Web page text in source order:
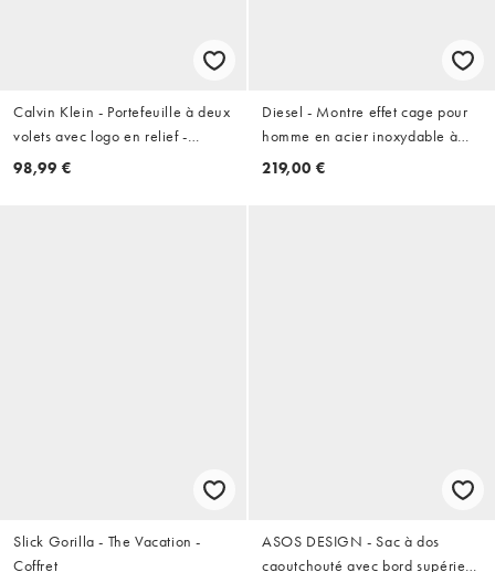
Calvin Klein - Portefeuille à deux
volets avec logo en relief -
Marron chocolat
98,99 €
Diesel - Montre effet cage pour
homme en acier inoxydable à
3 aiguilles et affichage date -
219,00 €
Slick Gorilla - The Vacation -
Coffret
ASOS DESIGN - Sac à dos
caoutchouté avec bord supérieur